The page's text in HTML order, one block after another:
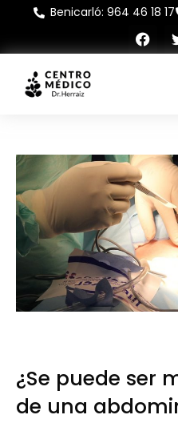
Benicarló: 964 46 18 17
¿Se puede ser
de una